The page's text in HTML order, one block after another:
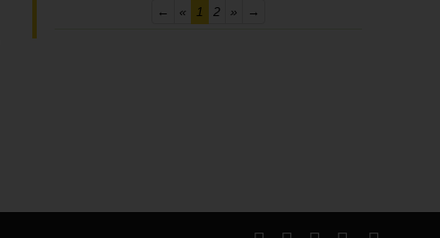
← « 1 (current)
2 » →